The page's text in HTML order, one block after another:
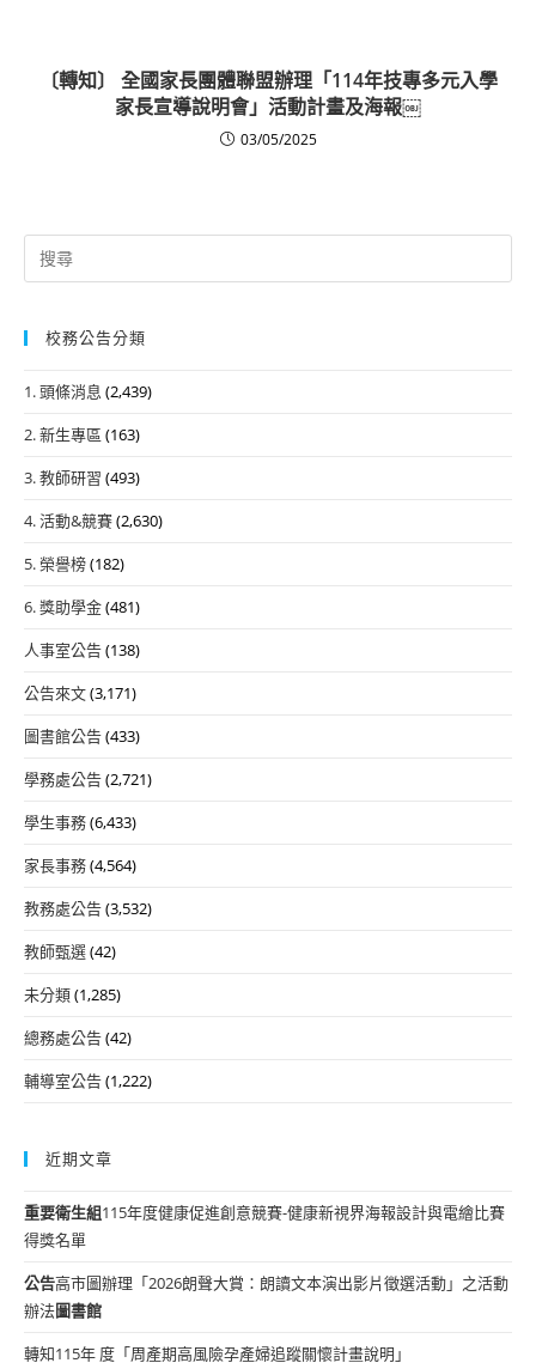
〔轉知〕 全國家長團體聯盟辦理「114年技專多元入學
家長宣導說明會」活動計畫及海報￼
03/05/2025
Search
for:
校務公告分類
1. 頭條消息 (2,439)
2. 新生專區 (163)
3. 教師研習 (493)
4. 活動&競賽(2,630)
5. 榮譽榜(182)
6. 獎助學金(481)
人事室公告(138)
公告來文(3,171)
圖書館公告(433)
學務處公告(2,721)
學生事務(6,433)
家長事務(4,564)
教務處公告(3,532)
教師甄選(42)
未分類(1,285)
總務處公告(42)
輔導室公告(1,222)
近期文章
重要衛生組115年度健康促進創意競賽-健康新視界海報設計與電繪比賽
得獎名單
公告高市圖辦理「2026朗聲大賞：朗讀文本演出影片徵選活動」之活動
辦法圖書館
轉知115年 度「周產期高風險孕產婦追蹤關懷計畫說明」